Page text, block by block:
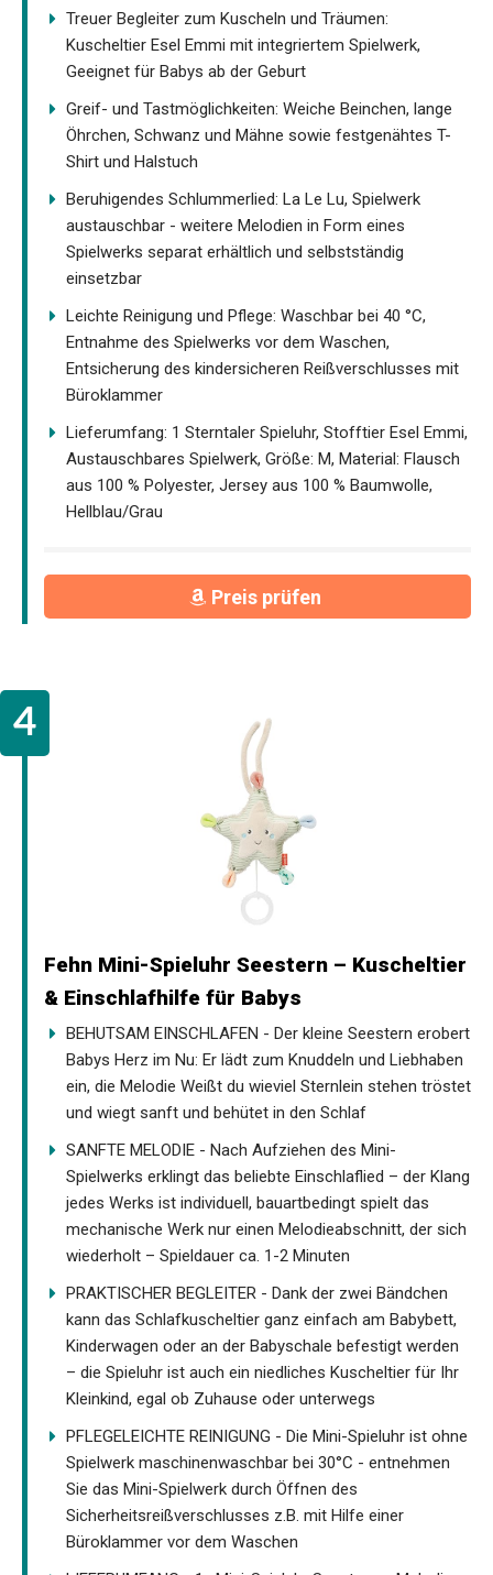
Treuer Begleiter zum Kuscheln und Träumen:
Kuscheltier Esel Emmi mit integriertem Spielwerk,
Geeignet für Babys ab der Geburt
Greif- und Tastmöglichkeiten: Weiche Beinchen, lange
Öhrchen, Schwanz und Mähne sowie festgenähtes T-
Shirt und Halstuch
Beruhigendes Schlummerlied: La Le Lu, Spielwerk
austauschbar - weitere Melodien in Form eines
Spielwerks separat erhältlich und selbstständig
einsetzbar
Leichte Reinigung und Pflege: Waschbar bei 40 °C,
Entnahme des Spielwerks vor dem Waschen,
Entsicherung des kindersicheren Reißverschlusses mit
Büroklammer
Lieferumfang: 1 Sterntaler Spieluhr, Stofftier Esel Emmi,
Austauschbares Spielwerk, Größe: M, Material: Flausch
aus 100 % Polyester, Jersey aus 100 % Baumwolle,
Hellblau/Grau
Preis prüfen
Fehn Mini-Spieluhr Seestern – Kuscheltier
& Einschlafhilfe für Babys
BEHUTSAM EINSCHLAFEN - Der kleine Seestern erobert
Babys Herz im Nu: Er lädt zum Knuddeln und Liebhaben
ein, die Melodie Weißt du wieviel Sternlein stehen tröstet
und wiegt sanft und behütet in den Schlaf
SANFTE MELODIE - Nach Aufziehen des Mini-
Spielwerks erklingt das beliebte Einschlaflied – der Klang
jedes Werks ist individuell, bauartbedingt spielt das
mechanische Werk nur einen Melodieabschnitt, der sich
wiederholt – Spieldauer ca. 1-2 Minuten
PRAKTISCHER BEGLEITER - Dank der zwei Bändchen
kann das Schlafkuscheltier ganz einfach am Babybett,
Kinderwagen oder an der Babyschale befestigt werden
– die Spieluhr ist auch ein niedliches Kuscheltier für Ihr
Kleinkind, egal ob Zuhause oder unterwegs
PFLEGELEICHTE REINIGUNG - Die Mini-Spieluhr ist ohne
Spielwerk maschinenwaschbar bei 30°C - entnehmen
Sie das Mini-Spielwerk durch Öffnen des
Sicherheitsreißverschlusses z.B. mit Hilfe einer
Büroklammer vor dem Waschen